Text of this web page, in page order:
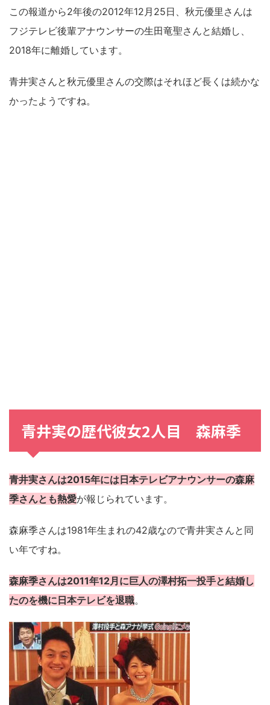
この報道から2年後の2012年12月25日、秋元優里さんは
フジテレビ後輩アナウンサーの生田竜聖さんと結婚し、
2018年に離婚しています。
青井実さんと秋元優里さんの交際はそれほど長くは続かな
かったようですね。
青井実の歴代彼女2人目 森麻季
青井実さんは2015年には日本テレビアナウンサーの森麻
季さんとも熱愛が報じられています。
森麻季さんは1981年生まれの42歳なので青井実さんと同
い年ですね。
森麻季さんは2011年12月に巨人の澤村拓一投手と結婚し
たのを機に日本テレビを退職。